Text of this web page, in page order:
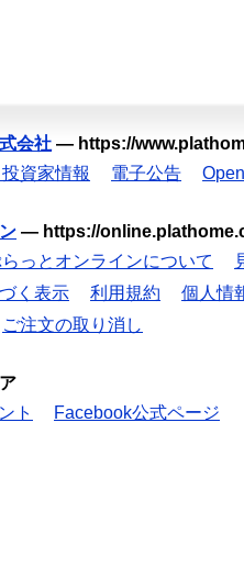
会社 — https://
資家情報 電子公告
— https://
っとオンラインについて
く表示
利用規約 個人情
ご注文の取り消し
ト
Facebook公式ページ